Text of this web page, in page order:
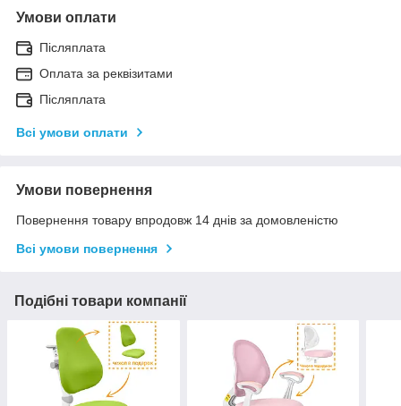
Умови оплати
Післяплата
Оплата за реквізитами
Післяплата
Всі умови оплати
Умови повернення
Повернення товару впродовж 14 днів за домовленістю
Всі умови повернення
Подібні товари компанії